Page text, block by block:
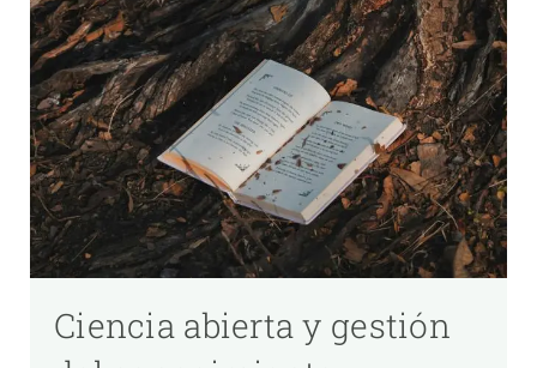
Ciencia abierta y gestión